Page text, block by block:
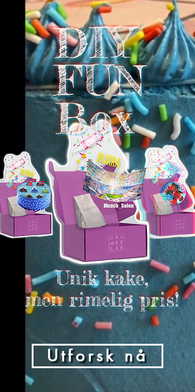
DIY
FUN
Box
Unik kake,
men rimelig pris!
Utforsk nå